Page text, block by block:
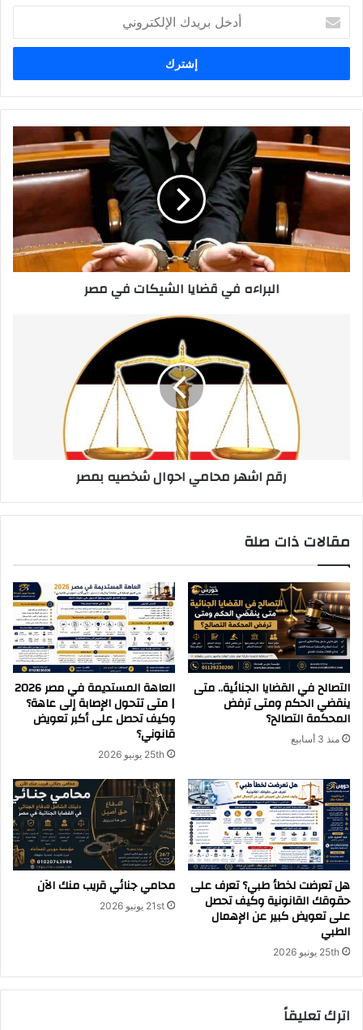
بريدك
الإلكتروني
في
قضايا
الشيكات
في
البراءه في قضايا الشيكات في مصر
رقم اشهر محامي احوال شخصيه بمصر
مقالات ذات صلة
التصالح في القضايا الجنائية.. متى
ينقضي الحكم ومتى ترفض
المحكمة التصالح؟
منذ 3 أسابيع
العاهة المستديمة في مصر 2026
| متى تتحول الإصابة إلى عاهة؟
وكيف تحصل على أكبر تعويض
قانوني؟
25th يونيو 2026
هل تعرضت لخطأ طبي؟ تعرف على
حقوقك القانونية وكيف تحصل
على تعويض كبير عن الإهمال
الطبي
25th يونيو 2026
محامي جنائي قريب منك الآن
21st يونيو 2026
اترك تعليقاً